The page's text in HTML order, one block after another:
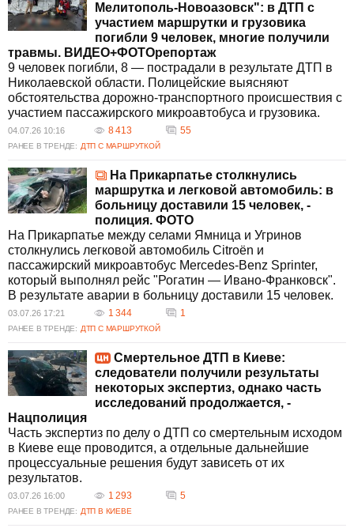
Мелитополь-Новоазовск": в ДТП с
участием маршрутки и грузовика
погибли 9 человек, многие получили
травмы. ВИДЕО+ФОТОрепортаж
9 человек погибли, 8 — пострадали в результате ДТП в
Николаевской области. Полицейские выясняют
обстоятельства дорожно-транспортного происшествия с
участием пассажирского микроавтобуса и грузовика.
04.07.26 10:16 8 413 55
РАНЕЕ В ТРЕНДЕ: ДТП С МАРШРУТКОЙ
На Прикарпатье столкнулись
маршрутка и легковой автомобиль: в
больницу доставили 15 человек, -
полиция. ФОТО
На Прикарпатье между селами Ямница и Угринов
столкнулись легковой автомобиль Citroën и
пассажирский микроавтобус Mercedes-Benz Sprinter,
который выполнял рейс "Рогатин — Ивано-Франковск".
В результате аварии в больницу доставили 15 человек.
03.07.26 17:21 1 344 1
РАНЕЕ В ТРЕНДЕ: ДТП С МАРШРУТКОЙ
Смертельное ДТП в Киеве:
следователи получили результаты
некоторых экспертиз, однако часть
исследований продолжается, -
Нацполиция
Часть экспертиз по делу о ДТП со смертельным исходом
в Киеве еще проводится, а отдельные дальнейшие
процессуальные решения будут зависеть от их
результатов.
03.07.26 16:00 1 293 5
РАНЕЕ В ТРЕНДЕ: ДТП В КИЕВЕ